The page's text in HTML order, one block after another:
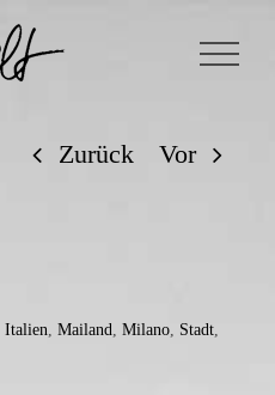
Zurück
Vor
Italien, Mailand, Milano, Stadt,